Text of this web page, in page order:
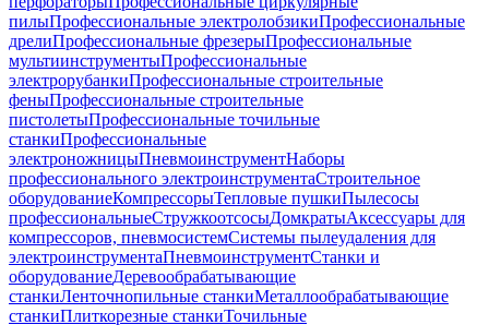
пилыПрофессиональные электролобзикиПрофессиональные
дрелиПрофессиональные фрезерыПрофессиональные
мультиинструментыПрофессиональные
электрорубанкиПрофессиональные строительные
феныПрофессиональные строительные
пистолетыПрофессиональные точильные
станкиПрофессиональные
электроножницыПневмоинструментНаборы
профессионального электроинструментаСтроительное
оборудованиеКомпрессорыТепловые пушкиПылесосы
профессиональныеСтружкоотсосыДомкратыАксессуары для
компрессоров, пневмосистемСистемы пылеудаления для
электроинструментаПневмоинструментСтанки и
оборудованиеДеревообрабатывающие
станкиЛенточнопильные станкиМеталлообрабатывающие
станкиПлиткорезные станкиТочильные